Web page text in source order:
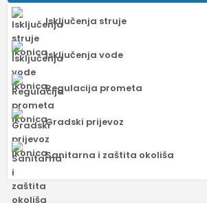
Isključenja struje
Isključenja vode
Regulacija prometa
Gradski prijevoz
Sanitarna i zaštita okoliša